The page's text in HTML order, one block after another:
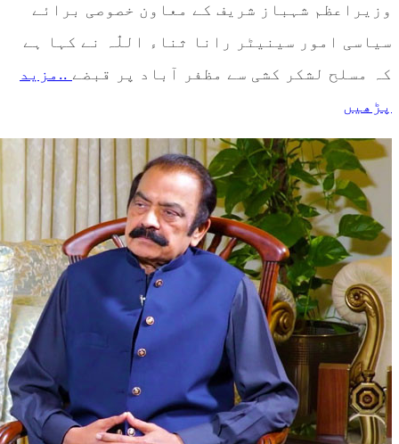
وزیراعظم شہباز شریف کے معاون خصوصی برائے
سیاسی امور سینیٹر رانا ثناء اللّٰہ نے کہا ہے
کہ مسلح لشکر کشی سے مظفر آباد پر قبضے ..مزید
پڑھیں